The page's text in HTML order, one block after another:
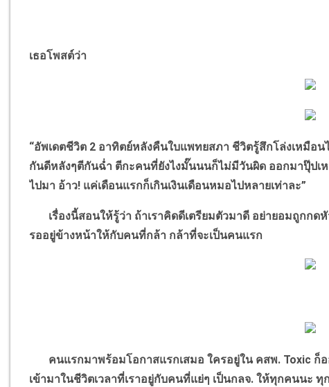
เธอโพสต์ว่า
“อัพเดตชีวิต 2 อาทิตย์หลังคืนใบแพทยสภา ชีวิตรู้สึกโล่งเหมือน
กันดีหลังๆตีกันฉ่ำ ตีกะคนที่ยังไงมั๊นนนก็ไม่มีวันผิด ออกมาปุ๊ปเห
ไปมา อ้าว! แค่เดือนแรกก็เกินเงินเดือนหมอไปหลายเท่าละ”
เรื่องนี้สอนให้รู้ว่า ถ้าเราคิดดีเตรียมตัวมาดี อย่ายอมถูกกดหั
รออยู่ข้างหน้าให้กับคนที่กล้า กล้าที่จะเป็นคนแรก
คนแรกมาพร้อมโอกาสแรกเสมอ ใครอยู่ใน คสพ. Toxic ก็
เข้ามาในชีวิตเวลาที่เราอยู่กับคนที่แย่ๆ เป็นกลจ. ให้ทุกคนนะ